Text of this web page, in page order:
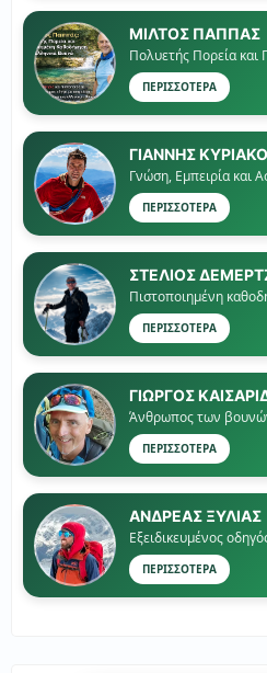
ΜΙΛΤΟΣ ΠΑΠΠΑΣ
Πολυετής Πορεία και
ΠΕΡΙΣΣΟΤΕΡΑ
ΓΙΑΝΝΗΣ
Γνώση, Εμπειρία και
ΠΕΡΙΣΣΟΤΕΡΑ
ΣΤΕΛΙΟΣ
Πιστοποιημένη
ΠΕΡΙΣΣΟΤΕΡΑ
ΓΙΏΡΓΟΣ
Άνθρωπος των
ΠΕΡΙΣΣΟΤΕΡΑ
ΑΝΔΡΕΑΣ ΞΥΛΙΑΣ
Εξειδικευμένος
ΠΕΡΙΣΣΟΤΕΡΑ